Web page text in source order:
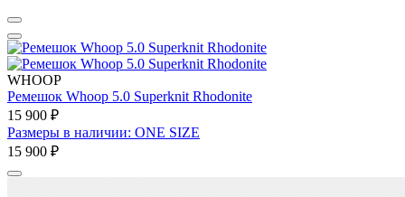
WHOOP
Ремешок Whoop 5.0 Superknit Rhodonite
15 900 ₽
Размеры в наличии: ONE SIZE
15 900 ₽